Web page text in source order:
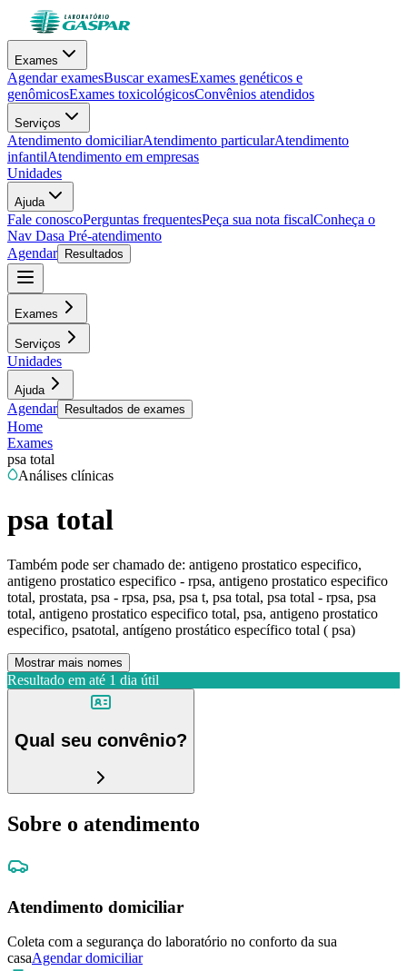
Exames
Agendar examesBuscar examesExames genéticos e
genômicosExames toxicológicosConvênios atendidos
Serviços
Atendimento domiciliarAtendimento particularAtendimento
infantilAtendimento em empresas
Unidades
Ajuda
Fale conoscoPerguntas frequentesPeça sua nota fiscalConheça o
Nav Dasa Pré-atendimento
Agendar
Resultados
Exames
Serviços
Unidades
Ajuda
Agendar Resultados de exames
Home
Exames
psa total
Análises clínicas
psa total
Também pode ser chamado de: antigeno prostatico especifico,
antigeno prostatico especifico - rpsa, antigeno prostatico especifico
total, prostata, psa - rpsa, psa, psa t, psa total, psa total - rpsa, psa
total, antigeno prostatico especifico total, psa, antigeno prostatico
especifico, psatotal, antígeno prostático específico total ( psa)
Mostrar mais nomes
Resultado em até 1 dia útil
Qual seu convênio?
Sobre o atendimento
Atendimento domiciliar
Coleta com a segurança do laboratório no conforto da sua
casaAgendar domiciliar